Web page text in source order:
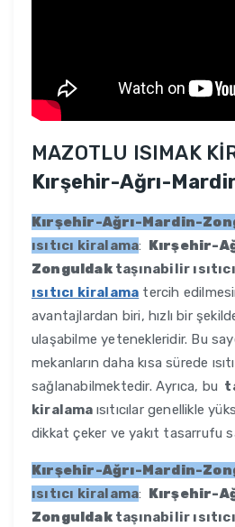
MAZOTLU ISIMAK
Kırşehir-Ağrı-
Kırşehir-Ağrı-Mardin-
ısıtıcı kiralama: Kırşehir-
Zonguldaktaşınabilir
ısıtıcı kiralama tercih
avantajlardan biri, hızlı bir
ulaşabilme yetenekleridir. Bu
mekanların daha kısa sürede
sağlanabilmektedir. Ayrıca, bu
kiralama ısıtıcılar genellikle
dikkat çeker ve yakıt tasarrufu
Kırşehir-Ağrı-Mardin-
ısıtıcı kiralama: Kırşehir-
Zonguldaktaşınabilir